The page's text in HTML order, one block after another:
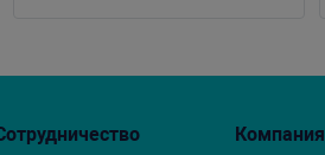
Компания